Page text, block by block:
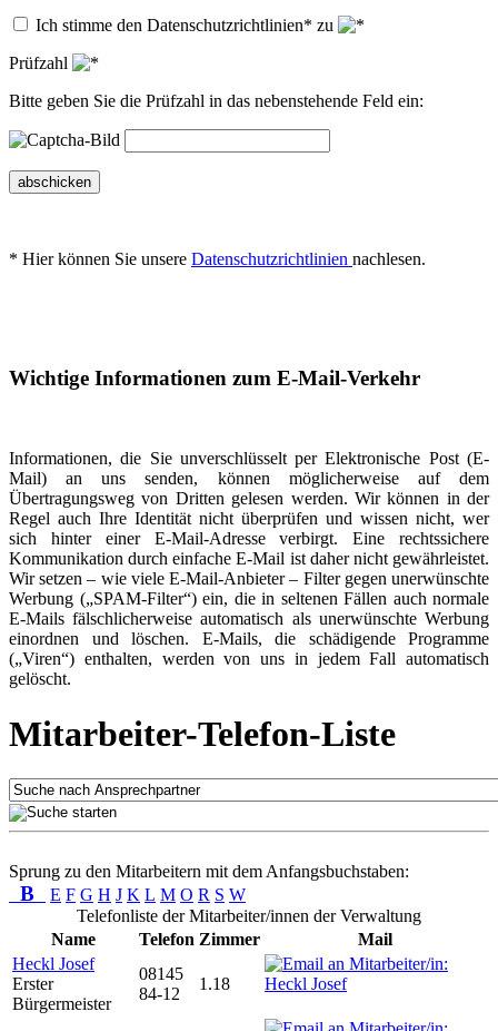
Ich stimme den Datenschutzrichtlinien* zu
Prüfzahl
Bitte geben Sie die Prüfzahl in das nebenstehende Feld ein:
abschicken
* Hier können Sie unsere Datenschutzrichtlinien nachlesen.
Wichtige Informationen zum E-Mail-Verkehr
Informationen, die Sie unverschlüsselt per Elektronische Post (E-
Mail) an uns senden, können möglicherweise auf dem
Übertragungsweg von Dritten gelesen werden. Wir können in der
Regel auch Ihre Identität nicht überprüfen und wissen nicht, wer
sich hinter einer E-Mail-Adresse verbirgt. Eine rechtssichere
Kommunikation durch einfache E-Mail ist daher nicht gewährleistet.
Wir setzen – wie viele E-Mail-Anbieter – Filter gegen unerwünschte
Werbung („SPAM-Filter“) ein, die in seltenen Fällen auch normale
E-Mails fälschlicherweise automatisch als unerwünschte Werbung
einordnen und löschen. E-Mails, die schädigende Programme
(„Viren“) enthalten, werden von uns in jedem Fall automatisch
gelöscht.
Mitarbeiter-Telefon-Liste
Sprung zu den Mitarbeitern mit dem Anfangsbuchstaben:
B E F G H J K L M O R S W
Telefonliste der Mitarbeiter/innen der Verwaltung
Name
Telefon Zimmer
Mail
Heckl Josef
Erster
Bürgermeister
08145
84-12
1.18